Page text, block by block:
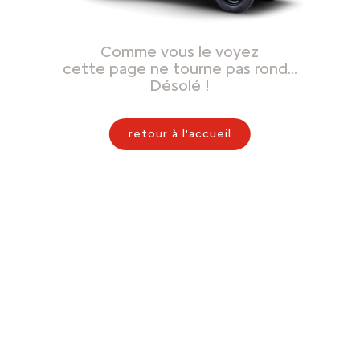
Comme vous le voyez
cette page ne tourne pas rond…
Désolé !
retour à l'accueil